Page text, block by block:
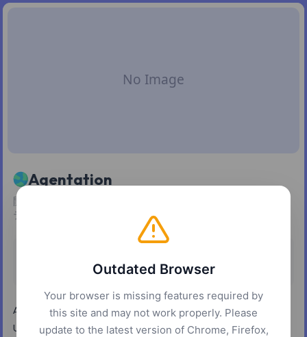
Agentation
開発中の画面上で要素にコメントを付け、構造化されたコン
テキストを AI コーディングエージェントに渡す。
Free
Agentation はnpm installで導入できるオーバーレイで、
UI への視覚的なフィードバックを Claude Code、Cursor、
Outdated Browser
Your browser is missing features required by
this site and may not work properly. Please
update to the latest version of Chrome, Firefox,